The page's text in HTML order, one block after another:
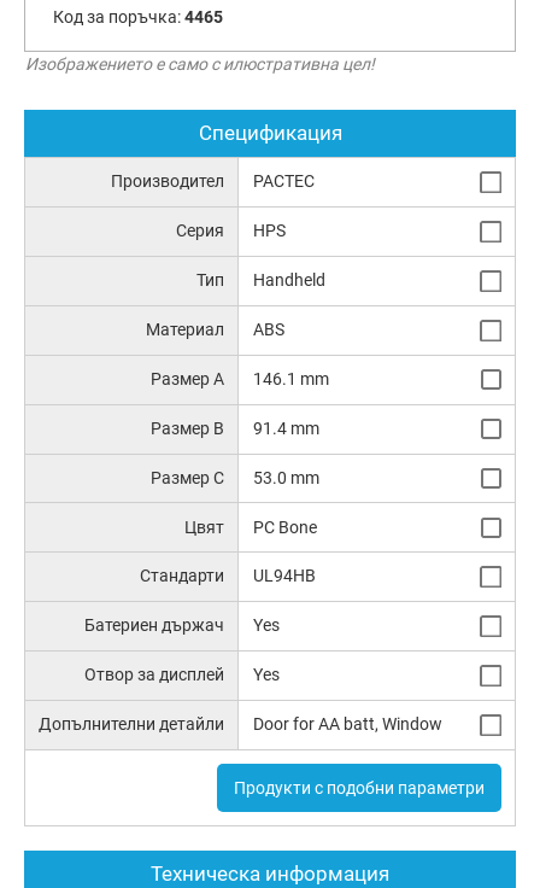
Код за поръчка:4465
Изображението е само с илюстративна цел!
Спецификация
Производител PACTEC
Серия HPS
Тип Handheld
Материал ABS
Размер A 146.1 mm
Размер B 91.4 mm
Размер C 53.0 mm
Цвят PC Bone
Стандарти UL94HB
Батериен държач Yes
Отвор за дисплей Yes
Допълнителни детайли Door for AA batt, Window
Продукти с подобни параметри
Техническа информация